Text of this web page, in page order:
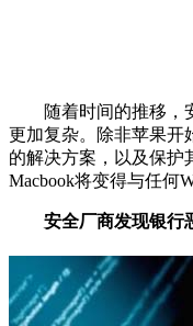
随着时间的推移，安
更加复杂。除非苹果开
的解决方案，以及保护
Macbook将变得与任何
安全厂商发现银行